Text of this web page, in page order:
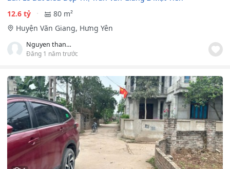
12.6 tỷ
80 m²
Huyện Văn Giang, Hưng Yên
Nguyen thanh duy
Đăng 1 năm trước